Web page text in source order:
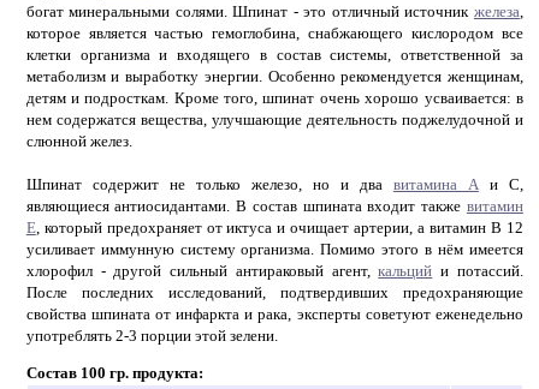
богат минеральными солями. Шпинат - это отличный источник железа
которое является частью гемоглобина, снабжающего кислородом все
клетки организма и входящего в состав системы, ответственной за
метаболизм и выработку энергии. Особенно рекомендуется женщинам,
детям и подросткам. Кроме того, шпинат очень хорошо усваивается: в
нем содержатся вещества, улучшающие деятельность поджелудочной и
слюнной желез.
Шпинат содержит не только железо, но и два витамина А и С,
являющиеся антиосидантами. В состав шпината входит также витамин
Е, который предохраняет от иктуса и очищает артерии, а витамин В 12
усиливает иммунную систему организма. Помимо этого в нём имеется
хлорофил - другой сильный антираковый агент,кальций и потассий.
После последних исследований, подтвердивших предохраняющие
свойства шпината от инфаркта и рака, эксперты советуют еженедельно
употреблять 2-3 порции этой зелени.
Состав 100 гр. продукта: